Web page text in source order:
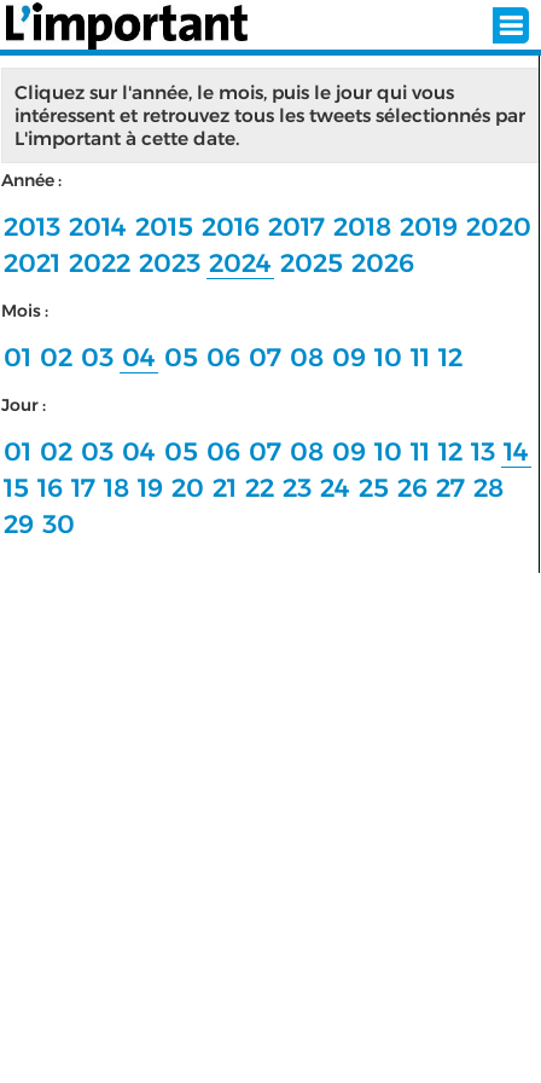
INSCRIPTION
SÉLECTION DE L'ÉTÉ
ABONNEZ-VOUS À LA NEWSLETTER!
< RETOUR À L'ACCUEIL
Cliquez sur l'année, le mois, puis le jour qui vous
intéressent et retrouvez tous les tweets sélectionnés par
L'important à cette date.
Année :
2013 2014 2015 2016 2017 2018 2019 2020
2021 2022 2023 2024 2025 2026
Mois :
01 02 03 04 05 06 07 08 09 10 11 12
Jour :
01 02 03 04 05 06 07 08 09 10 11 12 13 14
15 16 17 18 19 20 21 22 23 24 25 26 27 28
29 30